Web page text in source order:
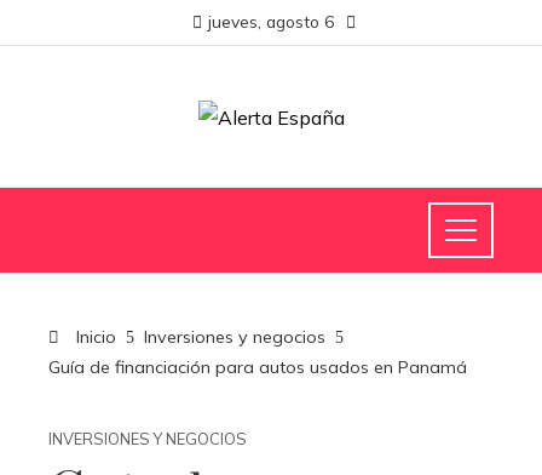
jueves, agosto 6
Inicio
Inversiones y negocios
Guía de financiación para autos usados en Panamá
INVERSIONES Y NEGOCIOS